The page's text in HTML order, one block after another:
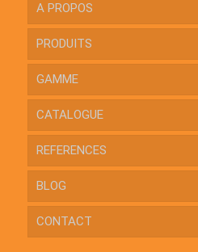
A PROPOS
PRODUITS
GAMME
CATALOGUE
REFERENCES
BLOG
CONTACT